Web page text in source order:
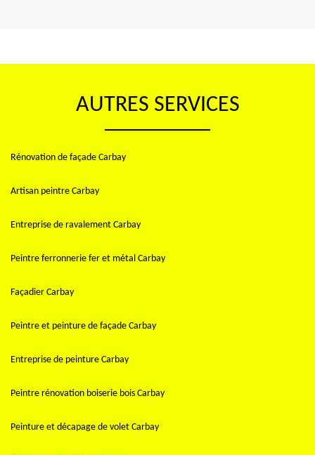
AUTRES SERVICES
Rénovation de façade Carbay
Artisan peintre Carbay
Entreprise de ravalement Carbay
Peintre ferronnerie fer et métal Carbay
Façadier Carbay
Peintre et peinture de façade Carbay
Entreprise de peinture Carbay
Peintre rénovation boiserie bois Carbay
Peinture et décapage de volet Carbay